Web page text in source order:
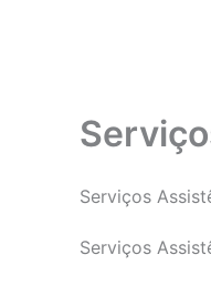
Serviços
Serviços